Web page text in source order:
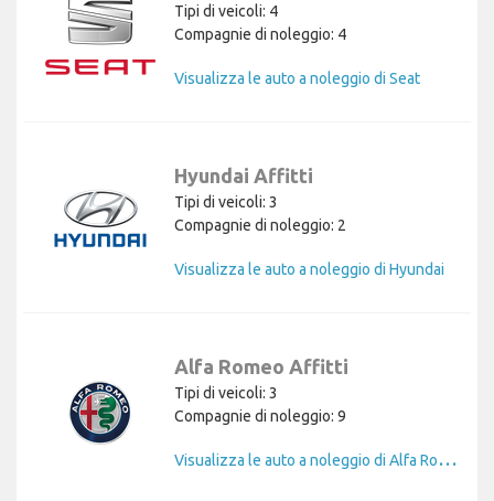
Tipi di veicoli: 4
Compagnie di noleggio: 4
Visualizza le auto a noleggio di Seat
Hyundai Affitti
Tipi di veicoli: 3
Compagnie di noleggio: 2
Visualizza le auto a noleggio di Hyundai
Alfa Romeo Affitti
Tipi di veicoli: 3
Compagnie di noleggio: 9
V
isualizza le auto a noleggio di Alfa Romeo